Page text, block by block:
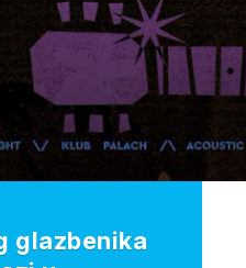
glazbenika